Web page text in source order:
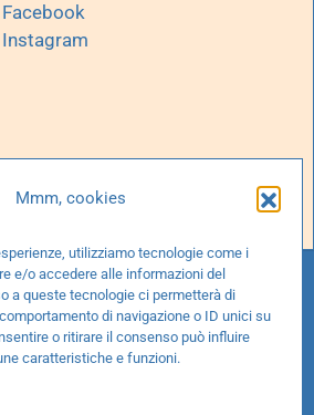
Mmm, cookies
utilizziamo tecnologie come i
e/o accedere alle informazioni del
a queste tecnologie ci permetterà di
di navigazione o ID unici su
o ritirare il consenso può influire
caratteristiche e funzioni.
Facebook
Instagram